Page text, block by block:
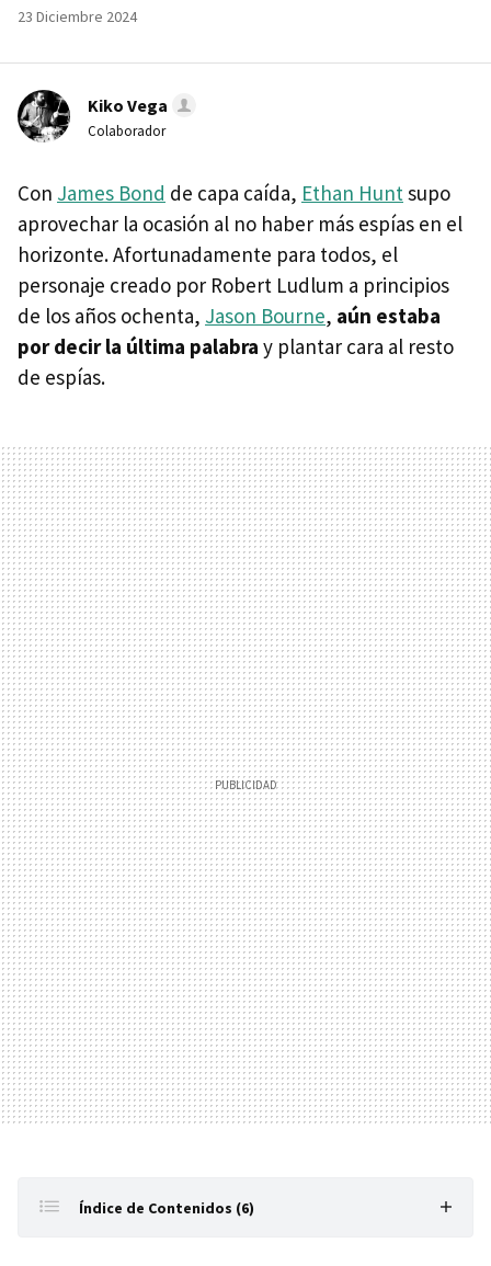
23 Diciembre 2024
Kiko Vega
Colaborador
Con James Bond de capa caída, Ethan Huntsupo
aprovechar la ocasión al no haber más espías en el
horizonte. Afortunadamente para todos, el
personaje creado por Robert Ludlum a principios
de los años ochenta, Jason Bourne, aún estaba
por decir la última palabra y plantar cara al resto
de espías.
Índice de Contenidos (6)